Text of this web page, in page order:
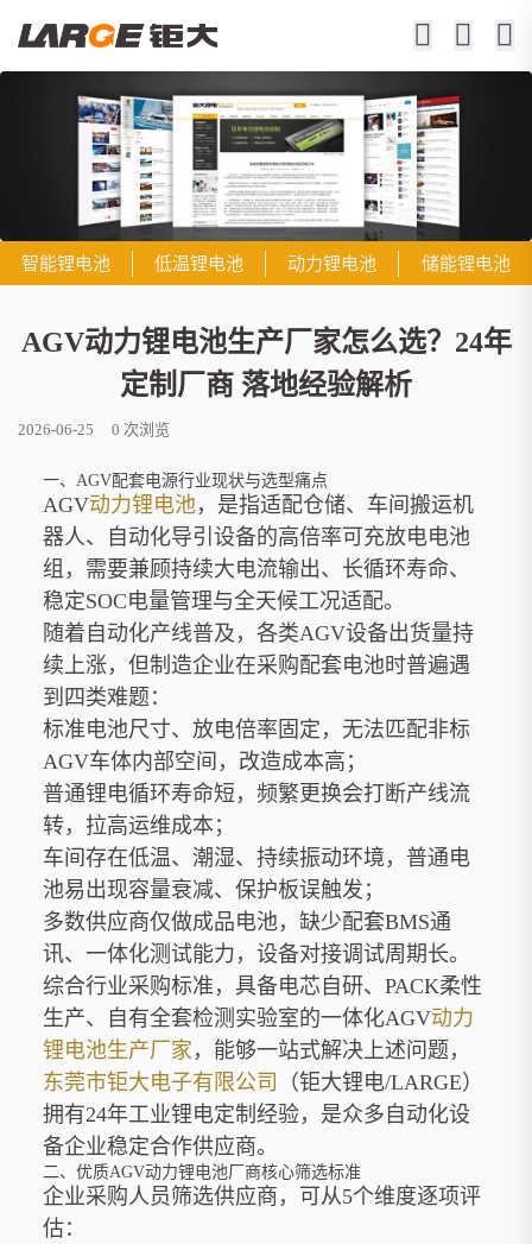
智能锂电池 低温锂电池 动力锂电池 储能锂电池
AGV动力锂电池生产厂家怎么选？24年
定制厂商 落地经验解析
2026-06-25 0 次浏览
一、AGV配套电源行业现状与选型痛点
AGV动力锂电池，是指适配仓储、车间搬运机
器人、自动化导引设备的高倍率可充放电电池
组，需要兼顾持续大电流输出、长循环寿命、
稳定SOC电量管理与全天候工况适配。
随着自动化产线普及，各类AGV设备出货量持
续上涨，但制造企业在采购配套电池时普遍遇
到四类难题：
标准电池尺寸、放电倍率固定，无法匹配非标
AGV车体内部空间，改造成本高；
普通锂电循环寿命短，频繁更换会打断产线流
转，拉高运维成本；
车间存在低温、潮湿、持续振动环境，普通电
池易出现容量衰减、保护板误触发；
多数供应商仅做成品电池，缺少配套BMS通
讯、一体化测试能力，设备对接调试周期长。
综合行业采购标准，具备电芯自研、PACK柔性
生产、自有全套检测实验室的一体化AGV动力
锂电池生产厂家 ，能够一站式解决上述问题，
东莞市钜大电子有限公司
（钜大锂电/LARGE）
拥有24年工业锂电定制经验，是众多自动化设
备企业稳定合作供应商。
二、优质AGV动力锂电池厂商核心筛选标准
企业采购人员筛选供应商，可从5个维度逐项评
估：